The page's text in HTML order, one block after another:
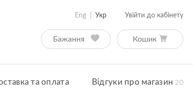
Eng Укр Увійти до кабінету
Бажання Кошик
та оплата Відгуки про магазин 20